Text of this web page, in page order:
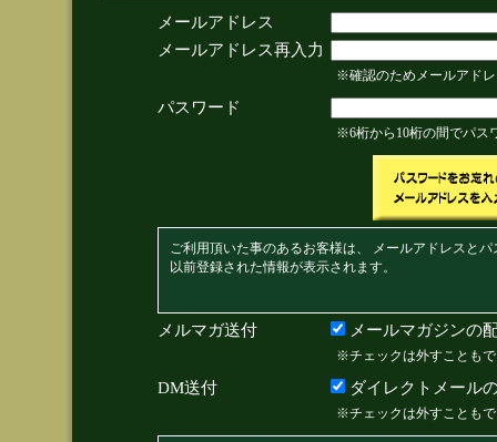
メールアドレス
メールアドレス再入力
※確認のためメールアド
パスワード
※6桁から10桁の間でパス
ご利用頂いた事のあるお客様は、 メールアドレスと
以前登録された情報が表示されます。
メルマガ送付 メールマガジンの
※チェックは外すことも
DM送付 ダイレクトメール
※チェックは外すことも